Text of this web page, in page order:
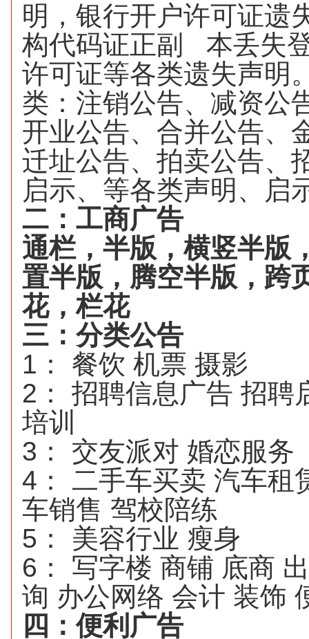
明，银行开户许可证遗
构代码证正副
本丢失
许可证等各类遗失声明
类：注销公告、减资公
开业公告、合并公告、
迁址公告、拍卖公告、
启示、等各类声明、启
二：工商广告
通栏，半版，横竖半版
置半版，腾空半版，跨
花，栏花
三：分类公告
1 ： 餐饮 机票 摄影
2 ： 招聘信息广告 招聘
培训
3 ： 交友派对 婚恋服务
4 ： 二手车买卖 汽车租
车销售 驾校陪练
5 ： 美容行业 瘦身
6 ： 写字楼 商铺 底商
询 办公网络 会计 装饰
四：便利广告